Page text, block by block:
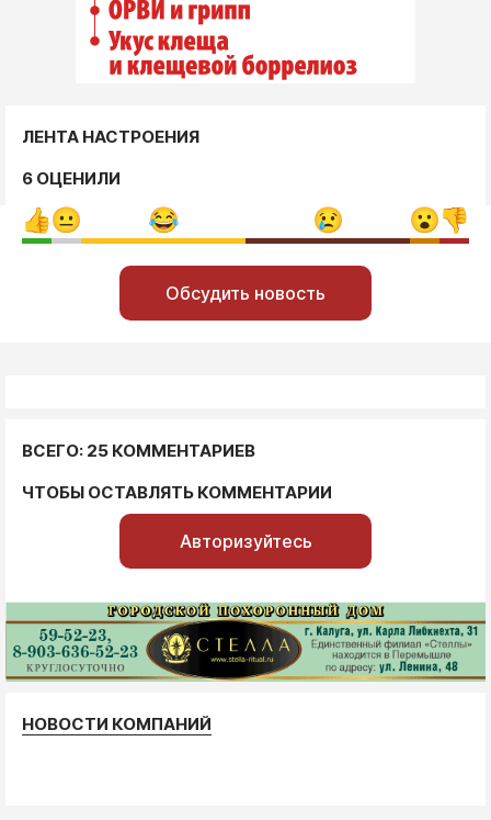
ЛЕНТА НАСТРОЕНИЯ
6 ОЦЕНИЛИ
Обсудить новость
ВСЕГО: 25 КОММЕНТАРИЕВ
ЧТОБЫ ОСТАВЛЯТЬ КОММЕНТАРИИ
Авторизуйтесь
НОВОСТИ КОМПАНИЙ